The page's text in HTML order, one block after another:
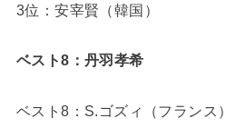
3位：安宰賢（韓国）
ベスト8：丹羽孝希
ベスト8：S.ゴズィ（フランス）